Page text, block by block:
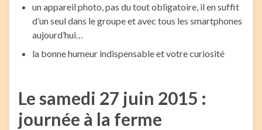
un appareil photo, pas du tout obligatoire, il en suffit
d’un seul dans le groupe et avec tous les smartphones
aujourd’hui…
la bonne humeur indispensable et votre curiosité
Le samedi 27 juin 2015 :
journée à la ferme